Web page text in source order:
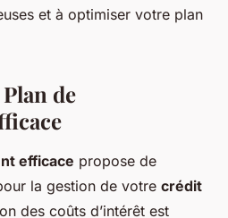
et à optimiser votre plan
de
efficace propose de
la gestion de votre crédit
des coûts d’intérêt est